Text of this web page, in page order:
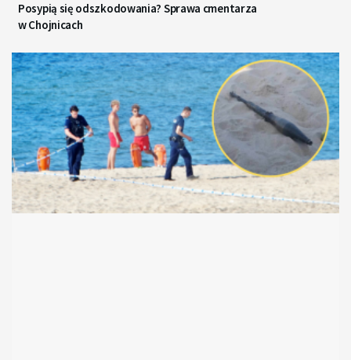
Posypią się odszkodowania? Sprawa cmentarza
w Chojnicach